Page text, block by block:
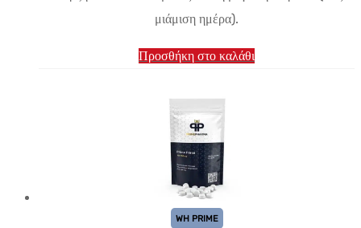
μιάμιση ημέρα).
Προσθήκη στο καλάθι
WH PRIME